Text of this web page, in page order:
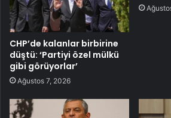
CHP’de kalanlar birbirine
düştü: ‘Partiyi özel mülkü
gibi görüyorlar’
Ağustos 7, 2026